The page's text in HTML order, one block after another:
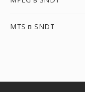
MTS в SNDT